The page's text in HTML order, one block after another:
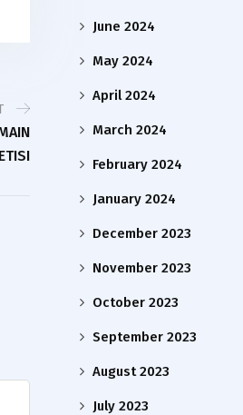
June 2024
May 2024
April 2024
March 2024
February 2024
January 2024
December 2023
November 2023
October 2023
September 2023
August 2023
July 2023